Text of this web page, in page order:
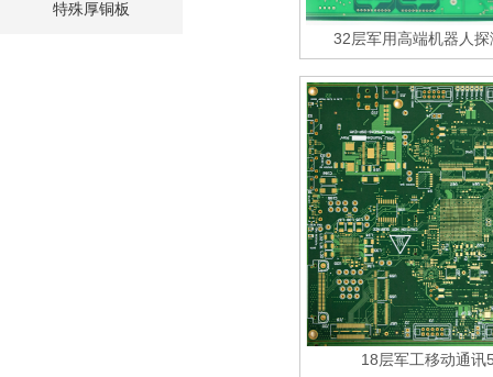
特殊厚铜板
32层军用高端机器人
18层军工移动通讯